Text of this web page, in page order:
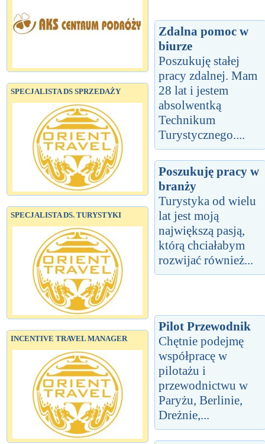
SPECJALISTA DS SPRZEDAŻY
SPECJALISTA DS. TURYSTYKI
INCENTIVE TRAVEL MANAGER
Zdalna pomoc w
biurze
Poszukuję stałej
pracy zdalnej. Mam
28 lat i jestem
absolwentką
Technikum
Turystycznego....
Poszukuję pracy w
branży
Turystyka od wielu
lat jest moją
największą pasją,
którą chciałabym
rozwijać również...
Pilot Przewodnik
Chętnie podejmę
współpracę w
pilotażu i
przewodnictwu w
Paryżu, Berlinie,
Dreżnie,...